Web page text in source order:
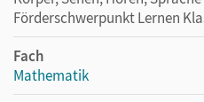
Förderschwerpunkt Lernen
Fach
Mathematik